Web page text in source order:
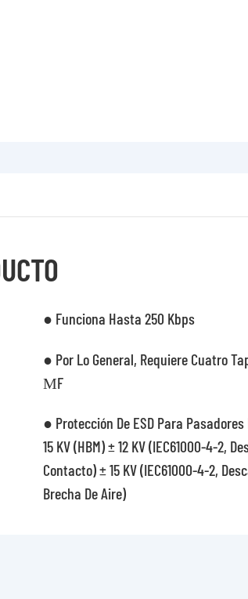
● Funciona Hasta 250 Kbps
● Por Lo General, Requiere Cuatro
ΜF
● Protección De ESD Para Pasadores
15 KV (HBM) ± 12 KV (IEC61000-4-2,
Contacto) ± 15 KV (IEC61000-4-2,
Brecha De Aire)